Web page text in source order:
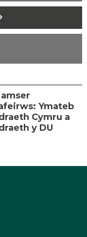
Ymateb
Cymru a
y DU